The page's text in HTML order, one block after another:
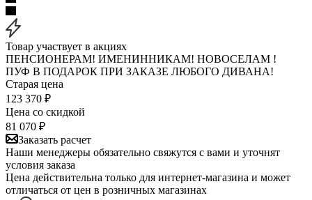
Товар участвует в акциях
ПЕНСИОНЕРАМ! ИМЕНИННИКАМ! НОВОСЕЛАМ !
ПУФ В ПОДАРОК ПРИ ЗАКАЗЕ ЛЮБОГО ДИВАНА!
Старая цена
123 370 ₽
Цена со скидкой
81 070 ₽
Заказать расчет
Наши менеджеры обязательно свяжутся с вами и уточнят
условия заказа
Цена действительна только для интернет-магазина и может
отличаться от цен в розничных магазинах